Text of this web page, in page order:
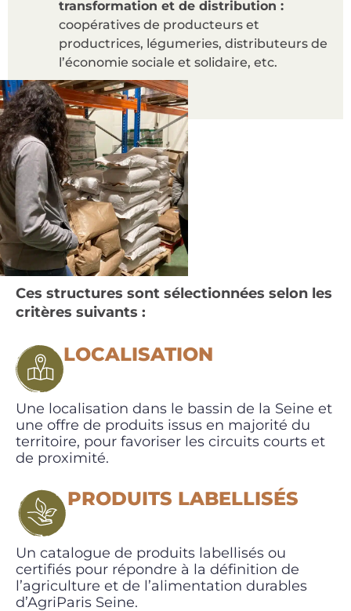
transformation et de distribution :
coopératives de producteurs et
productrices, légumeries, distributeurs de
l’économie sociale et solidaire, etc.
Ces structures sont sélectionnées selon les
critères suivants :
LOCALISATION
Une localisation dans le bassin de la Seine et
une offre de produits issus en majorité du
territoire, pour favoriser les circuits courts et
de proximité.
PRODUITS LABELLISÉS
Un catalogue de produits labellisés ou
certifiés pour répondre à la définition de
l’agriculture et de l’alimentation durables
d’AgriParis Seine.